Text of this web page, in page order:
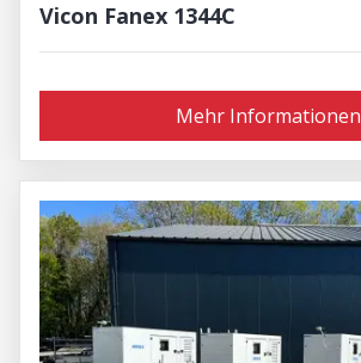
Vicon Fanex 1344C
Mehr Informationen